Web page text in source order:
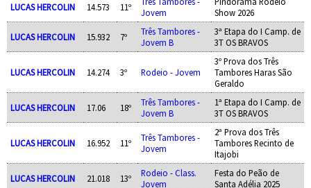
LUCAS HERCOLIN 14.573 11º
Jovem
Show 2026
LUCAS HERCOLIN 15.932 7º
Três Tambores -
Jovem B
3ª Etapa do I Camp. de
3T OS BRAVOS
LUCAS HERCOLIN 14.274 3º Rodeio - Jovem
3º Prova dos Três
Tambores Haras São
Geraldo
LUCAS HERCOLIN 17.06 18º
Três Tambores -
Jovem B
1ª Etapa do I Camp. de
3T OS BRAVOS
LUCAS HERCOLIN 16.952 11º
Três Tambores -
Jovem
2ª Prova dos Três
Tambores Recinto de
Itajobi
LUCAS HERCOLIN 21.018 13º
Rodeio - Class.
Jovem
Festa do Peão de
Santa Adélia 2025